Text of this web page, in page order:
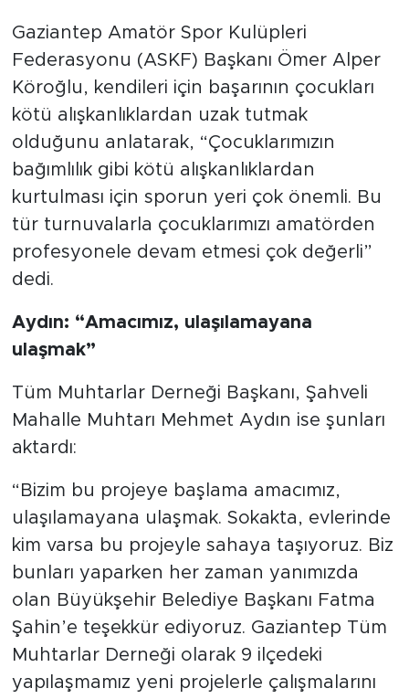
Gaziantep Amatör Spor Kulüpleri
Federasyonu (ASKF) Başkanı Ömer Alper
Köroğlu, kendileri için başarının çocukları
kötü alışkanlıklardan uzak tutmak
olduğunu anlatarak, “Çocuklarımızın
bağımlılık gibi kötü alışkanlıklardan
kurtulması için sporun yeri çok önemli. Bu
tür turnuvalarla çocuklarımızı amatörden
profesyonele devam etmesi çok değerli”
dedi.
Aydın: “Amacımız, ulaşılamayana
ulaşmak”
Tüm Muhtarlar Derneği Başkanı, Şahveli
Mahalle Muhtarı Mehmet Aydın ise şunları
aktardı:
“Bizim bu projeye başlama amacımız,
ulaşılamayana ulaşmak. Sokakta, evlerinde
kim varsa bu projeyle sahaya taşıyoruz. Biz
bunları yaparken her zaman yanımızda
olan Büyükşehir Belediye Başkanı Fatma
Şahin’e teşekkür ediyoruz. Gaziantep Tüm
Muhtarlar Derneği olarak 9 ilçedeki
yapılaşmamız yeni projelerle çalışmalarını